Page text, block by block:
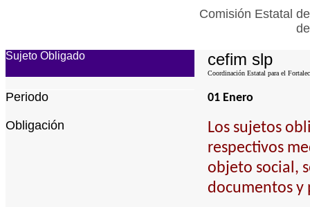
Comisión Estatal
Sujeto Obligado cefim slp
Coordinación Estatal para el
Periodo 01 Enero
Obligación
Los sujetos
respectivos
objeto social,
documentos y